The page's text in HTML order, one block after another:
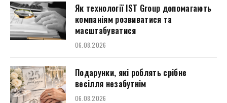
Як технології IST Group допомагають
компаніям розвиватися та
масштабуватися
06.08.2026
Подарунки, які роблять срібне
весілля незабутнім
06.08.2026